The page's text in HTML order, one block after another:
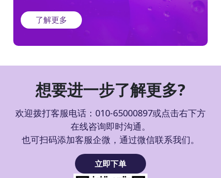
了解更多
想要进一步了解更多?
欢迎拨打客服电话：010-65000897或点击右下方
在线咨询即时沟通。
也可扫码添加客服企微，通过微信联系我们。
立即下单